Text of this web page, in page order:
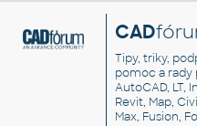
CAD
Tipy, triky,
pomoc a rady
AutoCAD, LT,
Revit, Map,
Max, Fusion,